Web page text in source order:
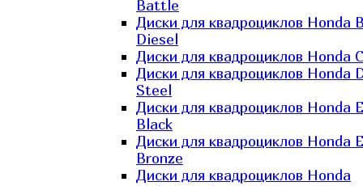
Battle
Диски для квадроциклов Honda
Diesel
Диски для квадроциклов Honda
Диски для квадроциклов Honda
Steel
Диски для квадроциклов Honda
Black
Диски для квадроциклов Honda
Bronze
Диски для квадроциклов Honda